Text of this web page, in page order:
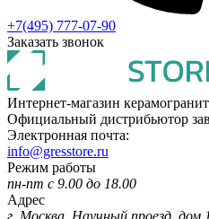
+7(495) 777-07-90
Заказать звонок
Интернет-магазин
Официальный дистрибьютор
Электронная почта:
info@gresstore.ru
Режим работы
пн-пт с 9.00 до 18.00
Адрес
г. Москва, Научный проезд,